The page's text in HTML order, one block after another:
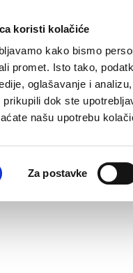
koristi kolačiće
kako bismo
promet. Isto tako,
oglašavanje i
dok ste
našu upotrebu
Za postavke